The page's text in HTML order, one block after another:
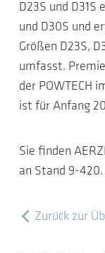
D23S und
und D30S und
Größen D23S,
umfasst.
der POWTECH
ist für Anfang
Sie finden
an Stand 9-420.
Zurück zur